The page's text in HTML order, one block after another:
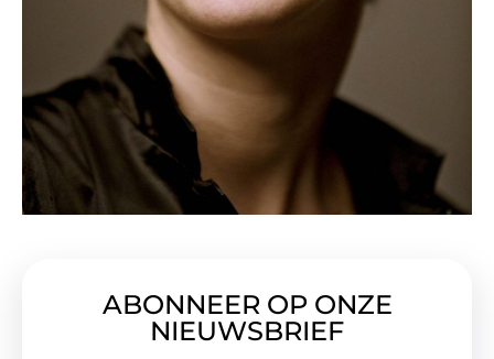
ABONNEER OP ONZE
NIEUWSBRIEF